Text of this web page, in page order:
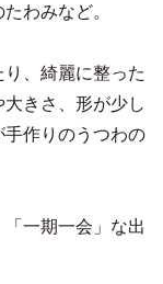
わみなど。
、綺麗に整った
きさ、形が少し
作りのうつわの
一期一会」な出